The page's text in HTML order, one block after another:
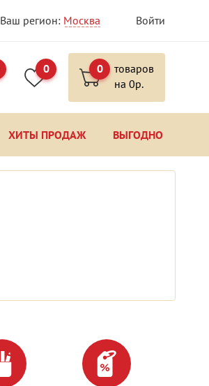
Ваш регион: Москва Войти
0 0
товаров
на 0р.
ХИТЫ ПРОДАЖ ВЫГОДНО